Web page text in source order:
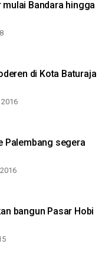
Bandara hingga
di Kota Baturaja
Palembang segera
bangun Pasar Hobi